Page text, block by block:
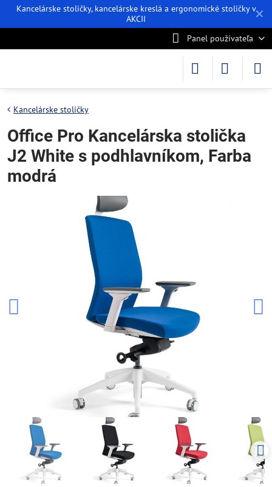
✕
Kancelárske stoličky, kancelárske kreslá a ergonomické stoličky v
AKCII
Panel používateľa
Kancelárske stoličky
Office Pro Kancelárska stolička
J2 White s podhlavníkom, Farba
modrá